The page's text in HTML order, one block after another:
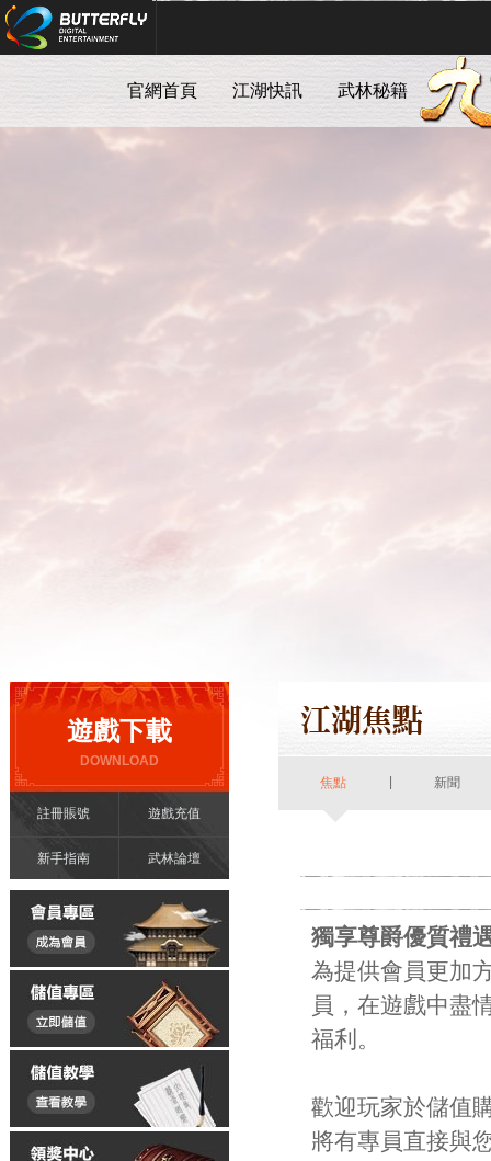
官網首頁 江湖快訊 武林秘籍
遊戲下載
DOWNLOAD
註冊賬號 遊戲充值
新手指南 武林論壇
焦點 新聞
獨享尊爵優質禮
為提供會員更加
員，在遊戲中盡
福利。
歡迎玩家於儲值
將有專員直接與